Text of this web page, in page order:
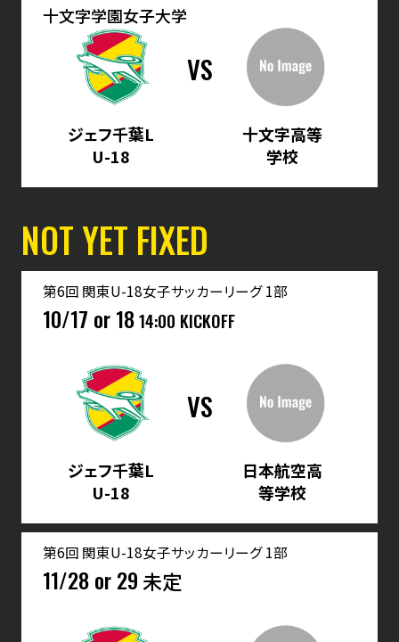
十文字学園女子大学
ジェフ千葉L
U-18
VS
十文字高等
学校
NOT YET FIXED
第6回 関東U-18女子サッカーリーグ 1部
10/17 or 1814:00 KICKOFF
ジェフ千葉L
U-18
VS
日本航空高
等学校
第6回 関東U-18女子サッカーリーグ 1部
11/28 or 29 未定